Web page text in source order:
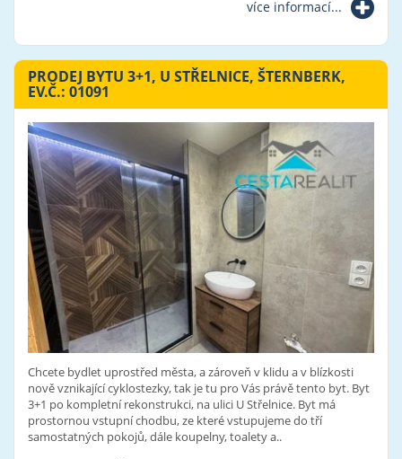
více informací...
PRODEJ BYTU 3+1, U STŘELNICE, ŠTERNBERK,
EV.Č.: 01091
Chcete bydlet uprostřed města, a zároveň v klidu a v blízkosti
nově vznikající cyklostezky, tak je tu pro Vás právě tento byt. Byt
3+1 po kompletní rekonstrukci, na ulici U Střelnice. Byt má
prostornou vstupní chodbu, ze které vstupujeme do tří
samostatných pokojů, dále koupelny, toalety a..